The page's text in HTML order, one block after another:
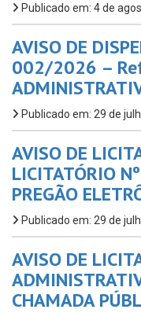
Publicado em: 4 de
AVISO DE
002/2026 –
Publicado em: 29 de
AVISO DE
LICITATÓRIO
PREGÃO
Publicado em: 29 de
AVISO DE
CHAMADA